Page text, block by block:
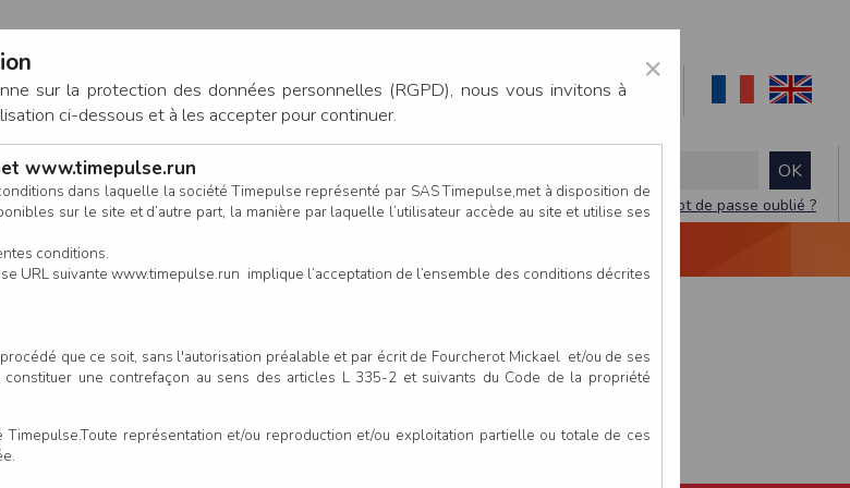
CONNEXION
Mot de passe oublié ?
RÉSULTATS
×
sur la protection des données personnelles (RGPD), nous vous invitons à
ci-dessous et à les accepter pour continuer.
www.timepulse.run
dans laquelle la société Timepulse représenté par SAS Timepulse,met à disposition de
sur le site et d’autre part, la manière par laquelle l’utilisateur accède au site et utilise ses
conditions.
URL suivante www.timepulse.run implique l’acceptation de l’ensemble des conditions décrites
que ce soit, sans l'autorisation préalable et par écrit de Fourcherot Mickael et/ou de ses
une contrefaçon au sens des articles L 335-2 et suivants du Code de la propriété
représentation et/ou reproduction et/ou exploitation partielle ou totale de ces